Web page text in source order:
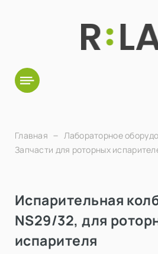
Главная Лабораторное
Запчасти для роторных
Испарительная
NS29/32, для
испарителя